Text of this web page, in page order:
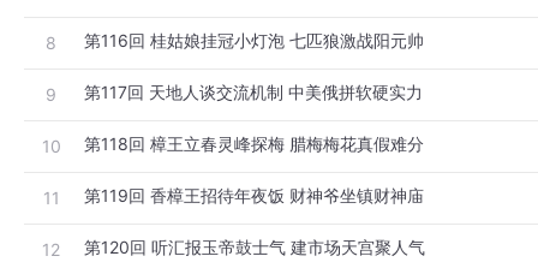
8 第116回 桂姑娘挂冠小灯泡 七匹狼激战阳元帅
9 第117回 天地人谈交流机制 中美俄拼软硬实力
10 第118回 樟王立春灵峰探梅 腊梅梅花真假难分
11 第119回 香樟王招待年夜饭 财神爷坐镇财神庙
12 第120回 听汇报玉帝鼓士气 建市场天宫聚人气